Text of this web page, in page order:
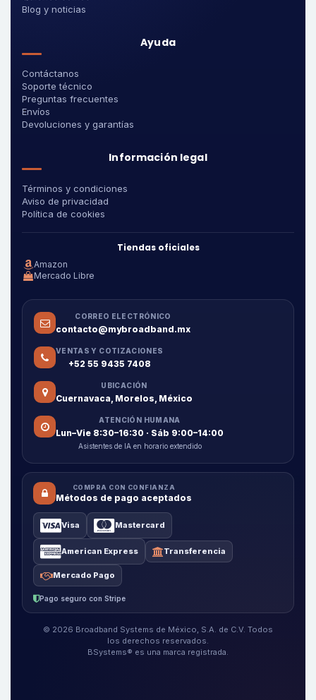
Blog y noticias
Ayuda
Contáctanos
Soporte técnico
Preguntas frecuentes
Envíos
Devoluciones y garantías
Información legal
Términos y condiciones
Aviso de privacidad
Política de cookies
Tiendas oficiales
Amazon
Mercado Libre
CORREO ELECTRÓNICO
contacto@mybroadband.mx
VENTAS Y COTIZACIONES
+52 55 9435 7408
UBICACIÓN
Cuernavaca, Morelos, México
ATENCIÓN HUMANA
Lun–Vie 8:30–16:30 · Sáb 9:00–14:00
Asistentes de IA en horario extendido
COMPRA CON CONFIANZA
Métodos de pago aceptados
Visa Mastercard
American Express Transferencia
Mercado Pago
Pago seguro con Stripe
© 2026 Broadband Systems de México, S.A. de C.V. Todos
los derechos reservados.
BSystems® es una marca registrada.